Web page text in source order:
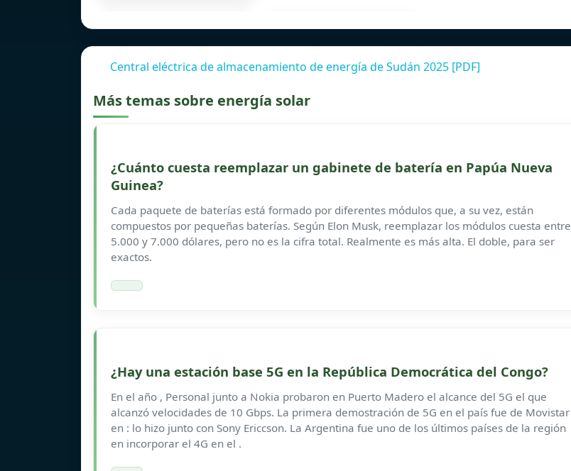
Central eléctrica de almacenamiento de energía de Sudán 2025 [PDF]
Más temas sobre energía solar
¿Cuánto cuesta reemplazar un gabinete de batería en Papúa Nueva
Guinea?
Cada paquete de baterías está formado por diferentes módulos que, a su vez, están
compuestos por pequeñas baterías. Según Elon Musk, reemplazar los módulos cuesta entre
5.000 y 7.000 dólares, pero no es la cifra total. Realmente es más alta. El doble, para ser
exactos.
¿Hay una estación base 5G en la República Democrática del Congo?
En el año , Personal junto a Nokia probaron en Puerto Madero el alcance del 5G el que
alcanzó velocidades de 10 Gbps. La primera demostración de 5G en el país fue de Movistar
en : lo hizo junto con Sony Ericcson. La Argentina fue uno de los últimos países de la región
en incorporar el 4G en el .